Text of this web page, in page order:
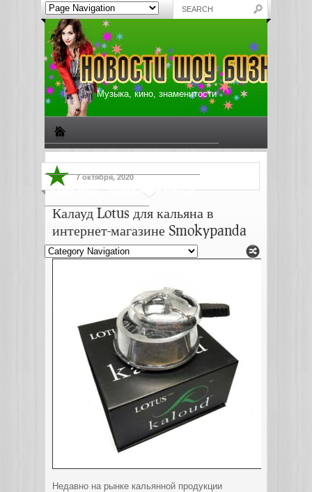
Музыка, кино, знаменитости
Жизнь звезд Музыкальные новости
Новости киноиндустрии
7 октября, 2020
Калауд Lotus для кальяна в
интернет-магазине Smokypanda
Недавно на рынке кальянной продукции